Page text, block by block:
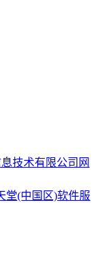
技术有限公司 网
堂(中国区)软件服